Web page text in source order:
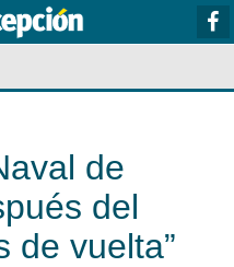
de
del
de vuelta”